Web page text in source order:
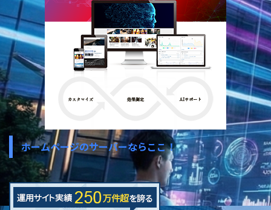
ホームページのサーバーならここ！